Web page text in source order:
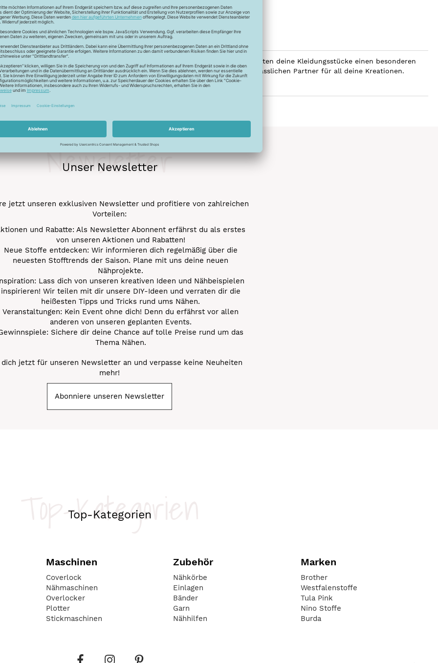
Seide - Kleider machen Leute. Mit dem Universalfaden SERALON erhalten deine Kleidungsstücke einen besonderen
und die idealen Gleiteigenschaftten machen den Allesnäher zum verlässlichen Partner für all deine Kreationen.
werden.
Unser Newsletter
Newsletter
jetzt unseren exklusiven Newsletter und profitiere von zahlreichen
Vorteilen:
und Rabatte: Als Newsletter Abonnent erfährst du als erstes
von unseren Aktionen und Rabatten!
Neue Stoffe entdecken: Wir informieren dich regelmäßig über die
neuesten Stofftrends der Saison. Plane mit uns deine neuen
Nähprojekte.
Lass dich von unseren kreativen Ideen und Nähbeispielen
inspirieren! Wir teilen mit dir unsere DIY-Ideen und verraten dir die
heißesten Tipps und Tricks rund ums Nähen.
Veranstaltungen: Kein Event ohne dich! Denn du erfährst vor allen
anderen von unseren geplanten Events.
Sichere dir deine Chance auf tolle Preise rund um das
Thema Nähen.
dich jetzt für unseren Newsletter an und verpasse keine Neuheiten
mehr!
Abonniere unseren Newsletter
Top-Kategorien
Top-Kategorien
Maschinen
Coverlock
Nähmaschinen
Overlocker
Plotter
Stickmaschinen
Zubehör
Nähkörbe
Einlagen
Bänder
Garn
Nähhilfen
Marken
Brother
Westfalenstoffe
Tula Pink
Nino Stoffe
Burda